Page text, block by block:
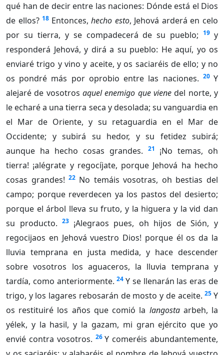
qué han de decir entre las naciones: Dónde está el Dios
de ellos? 18 Entonces,hecho esto, Jehová arderá en celo
por su tierra, y se compadecerá de su pueblo; 19 y
responderá Jehová, y dirá a su pueblo: He aquí, yo os
enviaré trigo y vino y aceite, y os saciaréis de ello; y no
os pondré más por oprobio entre las naciones. 20 Y
alejaré de vosotros aquel enemigo que viene del norte, y
le echaré a una tierra seca y desolada; su vanguardia en
el Mar de Oriente, y su retaguardia en el Mar de
Occidente; y subirá su hedor, y su fetidez subirá;
aunque ha hecho cosas grandes.
21
¡No temas, oh
tierra! ¡alégrate y regocíjate, porque Jehová ha hecho
cosas grandes! 22 No temáis vosotras, oh bestias del
campo; porque reverdecen ya los pastos del desierto;
porque el árbol lleva su fruto, y la higuera y la vid dan
su producto. 23 ¡Alegraos pues, oh hijos de Sión, y
regocijaos en Jehová vuestro Dios! porque él os da la
lluvia temprana en justa medida, y hace descender
sobre vosotros los aguaceros, la lluvia temprana y
tardía, como anteriormente. 24 Y se llenarán las eras de
trigo, y los lagares rebosarán de mosto y de aceite. 25 Y
os restituiré los años que comió la langostaarbeh, la
yélek, y la hasil, y la gazam, mi gran ejército que yo
envié contra vosotros. 26 Y comeréis abundantemente,